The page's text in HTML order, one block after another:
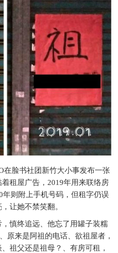
在脸书社团新竹大小事发布一张
租屋广告，2019年用来联络房
则附上手机号码，但租字仍误
让她不禁笑翻。
慎终追远、他忘了用罐子装糯
原来是阿祖的电话、欲祖屋者，
祖父还是祖母？、有房可租，